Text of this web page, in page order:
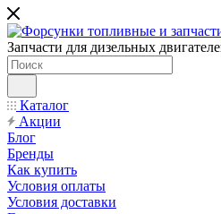
Запчасти для дизельных
Каталог
Акции
Блог
Бренды
Как купить
Условия оплаты
Условия доставки